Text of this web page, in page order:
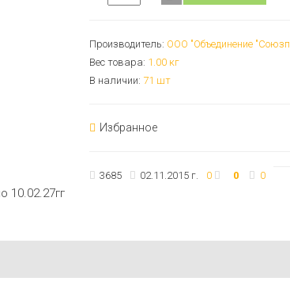
Производитель: ООО "Объединение
Вес товара: 1.00 кг
В наличии: 71 шт
Избранное
3685 02.11.2015 г. 0 0 0
10.02.27гг